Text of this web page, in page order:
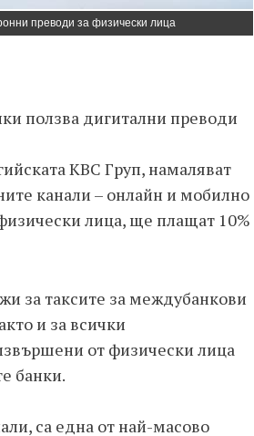
преводи за физически лица
ползва дигитални преводи
КВС Груп, намаляват
канали – онлайн и мобилно
лица, ще плащат 10%
за таксите за междубанкови
и за всички
от физически лица
банки.
са една от най-масово